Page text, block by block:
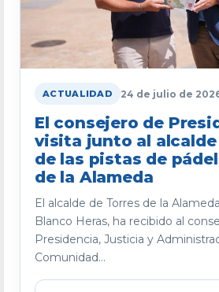
ACTUALIDAD 24 de julio de
El consejero de
visita junto al alcalde
de las pistas de
de la Alameda
El alcalde de Torres de la
Blanco Heras, ha recibido al
Presidencia, Justicia y
Comunidad...